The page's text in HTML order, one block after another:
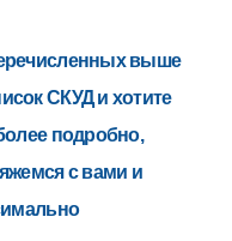
выше
СКУД и хотите
подробно,
с вами и